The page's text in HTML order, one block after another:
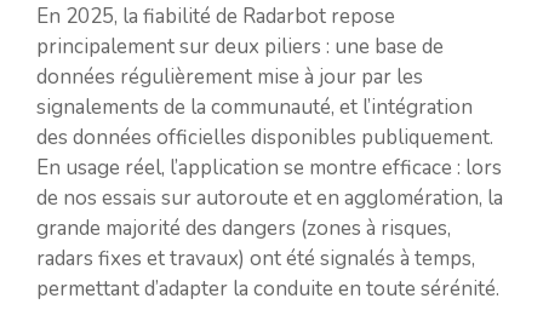
En 2025, la fiabilité de Radarbot repose
principalement sur deux piliers : une base de
données régulièrement mise à jour par les
signalements de la communauté, et l’intégration
des données officielles disponibles publiquement.
En usage réel, l’application se montre efficace : lors
de nos essais sur autoroute et en agglomération, la
grande majorité des dangers (zones à risques,
radars fixes et travaux) ont été signalés à temps,
permettant d’adapter la conduite en toute sérénité.